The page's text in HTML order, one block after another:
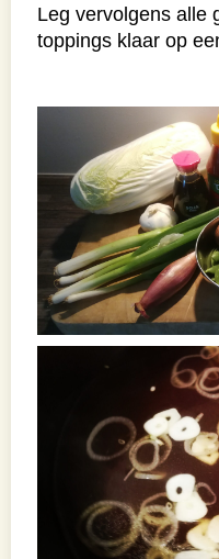
Leg vervolgens alle
toppings klaar op